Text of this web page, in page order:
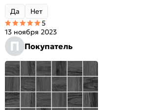
Да
Нет
П Покупатель
13 ноября 2023
5